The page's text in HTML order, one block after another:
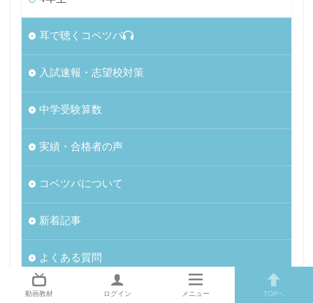
耳で聴くコベツバ
入試速報・志望校対策
中学受験算数
実績・合格者の声
コベツバについて
新着記事
よくある質問
動画教材 ログイン メニュー TOPへ